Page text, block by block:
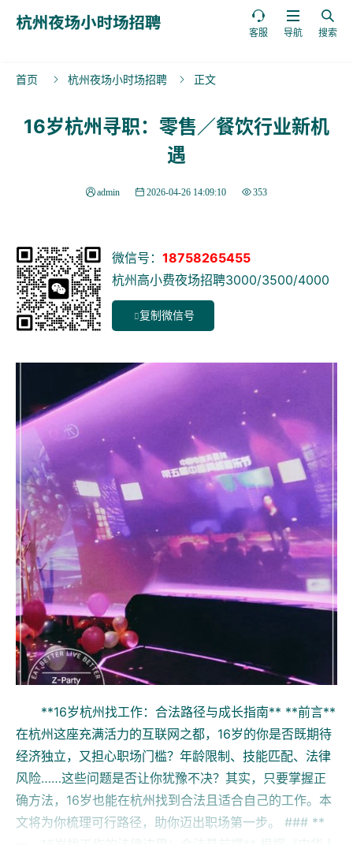

搜索

导航

客服
首页  杭州夜场小时场招聘  正文
16岁杭州寻职：零售／餐饮行业新机
遇
admin 2026-04-26 14:09:10 353
微信号： 18758265455
杭州高小费夜场招聘3000/3500/4000
复制微信号
**16岁杭州找工作：合法路径与成长指南** **前言**
在杭州这座充满活力的互联网之都，16岁的你是否既期待
经济独立，又担心职场门槛？年龄限制、技能匹配、法律
风险……这些问题是否让你犹豫不决？其实，只要掌握正
确方法，16岁也能在杭州找到合法且适合自己的工作。本
文将为你梳理可行路径，助你迈出职场第一步。 ### **